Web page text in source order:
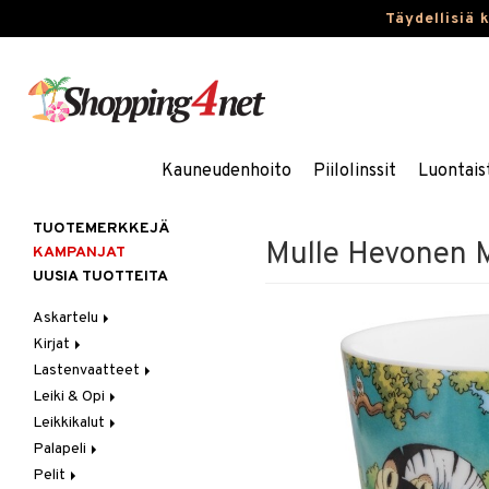
Täydellisiä
Kauneudenhoito Piilolinssit
Mulle Hevonen
TUOTEMERKKEJÄ
KAMPANJAT
UUSIA TUOTTEITA
Askartelu
Askartelumateriaalit
Askartelusetti
Helmet
Koulutarvikkeet
Muovailuvaha
Piirrä ja maalaa
Kirjat
Askartelukirjat
Maalauskirjat
Päiväkirjat
Lastenvaatteet
Alaosat
Leggingsit
Alusvaatteet & Sukat
Kengät
Mekot
Leiki & Opi
Opetuslelut
Oppimispelit
Soittimet
Leikkikalut
Ajoneuvot
Autoradat
Eläimet
Palapeli
1000 palaa
Pelit